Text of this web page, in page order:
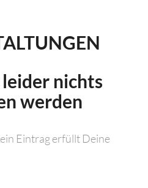
nichts
werden
Eintrag erfüllt Deine